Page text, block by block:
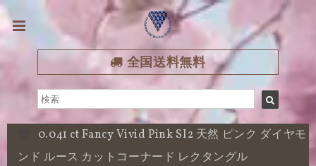
全国送料無料
0.041 ct Fancy Vivid Pink SI2 天然 ピンク ダイヤモ
ンド ルース カットコーナード レクタングル